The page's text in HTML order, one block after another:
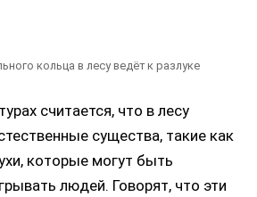
кольца в лесу ведёт к разлуке
считается, что в лесу
существа, такие как
которые могут быть
людей. Говорят, что эти